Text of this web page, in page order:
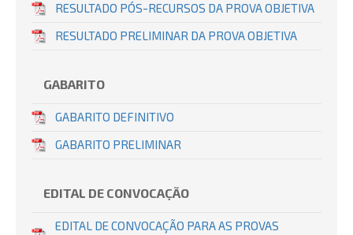
RESULTADO PÓS-RECURSOS DA PROVA OBJETIVA
RESULTADO PRELIMINAR DA PROVA OBJETIVA
GABARITO
GABARITO DEFINITIVO
GABARITO PRELIMINAR
EDITAL DE CONVOCAÇÃO
EDITAL DE CONVOCAÇÃO PARA AS PROVAS